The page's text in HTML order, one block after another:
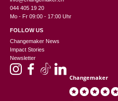
044 405 19 20
Mo - Fr 09:00 - 17:00 Uhr
FOLLOW US
Changemaker News
Impact Stories
Newsletter
Changemaker